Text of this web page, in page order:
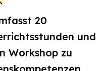
20
und
Workshop zu